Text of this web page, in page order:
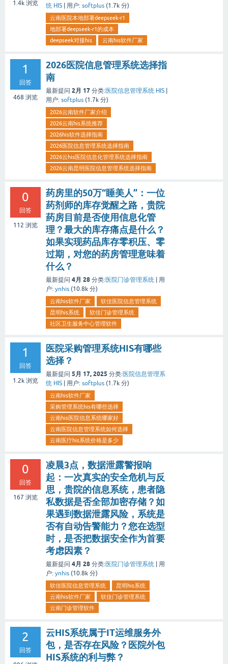
1.4k 浏览
统 HIS
用户: softplus (1.7k 分)
云南医院本地部署deepseek-r1
地部署deepseek-r1的成本
deepseek对接his
云南his软件厂家
1
回答
468 浏览
2026医院信息管理系统选择指
南
最新提问 2月 17 分类:医院信息管理系统 HIS
用户: softplus (1.7k 分)
2026云南软件厂家介绍
2026云南his系统推荐
2026his软件选择指南
2026医院信息管理系统选择指南
2026云his医院信息化管理系统选择指南
2026云南昆明医院信息管理系统选择指南
0
回答
112 浏览
药房里的50万“睡美人”：一位
药剂师的库存觉醒之路，贵院
药房目前是否使用信息化管
理？最大的库存痛点是什么？
如果实现药品库存零积压、零
过期，对您的药房管理意味着
什么？
最新提问 4月 28 分类:医院门诊管理系统
用
户: ynhis (10.8k 分)
云南his软件厂家
软佳医院信息管理系统
昆明his系统
软佳门诊管理系统
社区卫生服务中心管理软件
1
回答
1.2k 浏览
医院采购管理系统HIS有哪些
选择？
最新提问 5月 17, 2025 分类:医院信息管理系
统 HIS
用户: softplus (1.7k 分)
云南his软件厂家
采购管理系统his有哪些选择
云南his医院信息系统哪家好
云南医院信息管理系统如何选择
云南医疗his系统价格是多少
0
回答
167 浏览
凌晨3点，数据泄露警报响
起：一次真实的安全危机与反
思，贵院的信息系统，患者隐
私数据是否全部加密存储？如
果遇到数据泄露风险，系统是
否有自动告警能力？您在选型
时，是否把数据安全作为首要
考虑因素？
最新提问 4月 28 分类:医院门诊管理系统
用
户: ynhis (10.8k 分)
软佳医院信息管理系统
昆明his系统
云南his软件厂家
软佳门诊管理系统
云南门诊管理软件
2
回答
云HIS系统属于IT运维服务外
包，是否存在风险？医院外包
HIS系统的利与弊？